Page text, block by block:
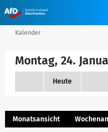
Kalender
Montag, 24.
Heute
Monatsansicht